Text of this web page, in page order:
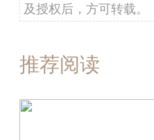
及授权后，方可转载。
推荐阅读